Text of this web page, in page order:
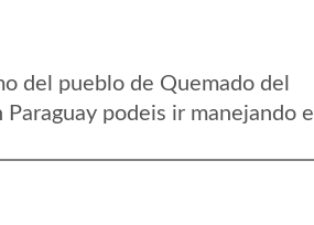
del pueblo de Quemado del
podeis ir manejando el